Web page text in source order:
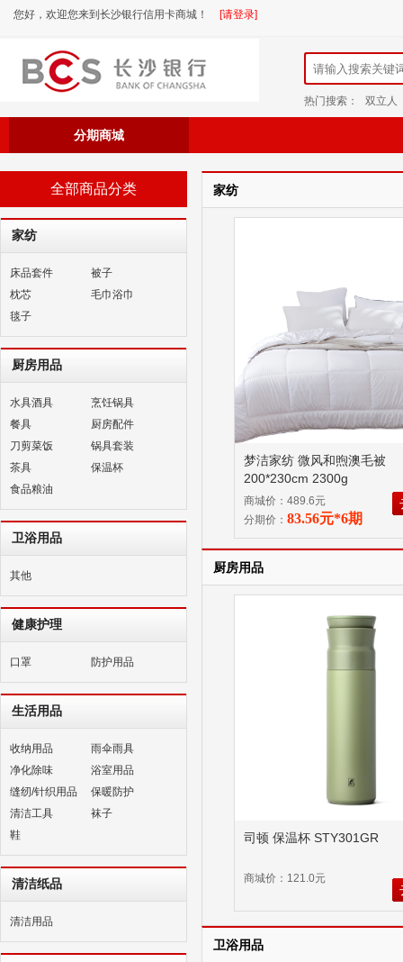
您好，欢迎您来到长沙银行信用卡商城！ [请登录]
热门搜索： 双立人
分期商城
全部商品分类
家纺
床品套件
被子
枕芯
毛巾浴巾
毯子
厨房用品
水具酒具
烹饪锅具
餐具
厨房配件
刀剪菜饭
锅具套装
茶具
保温杯
食品粮油
卫浴用品
其他
健康护理
口罩 防护用品
生活用品
收纳用品
雨伞雨具
净化除味
浴室用品
缝纫/针织用品
保暖防护
清洁工具
袜子
鞋
清洁纸品
清洁用品
家纺
梦洁家纺 微风和煦澳毛被
200*230cm 2300g
商城价：489.6元
分期价： 83.56元*6期
厨房用品
司顿 保温杯 STY301GR
商城价：121.0元
卫浴用品